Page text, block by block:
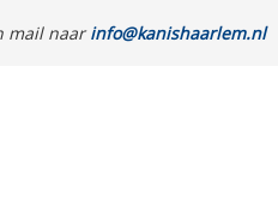
mail naarinfo@kanishaarlem.nl